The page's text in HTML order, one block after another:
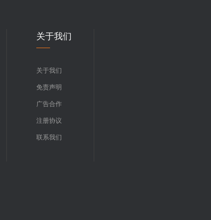
关于我们
关于我们
免责声明
广告合作
注册协议
联系我们